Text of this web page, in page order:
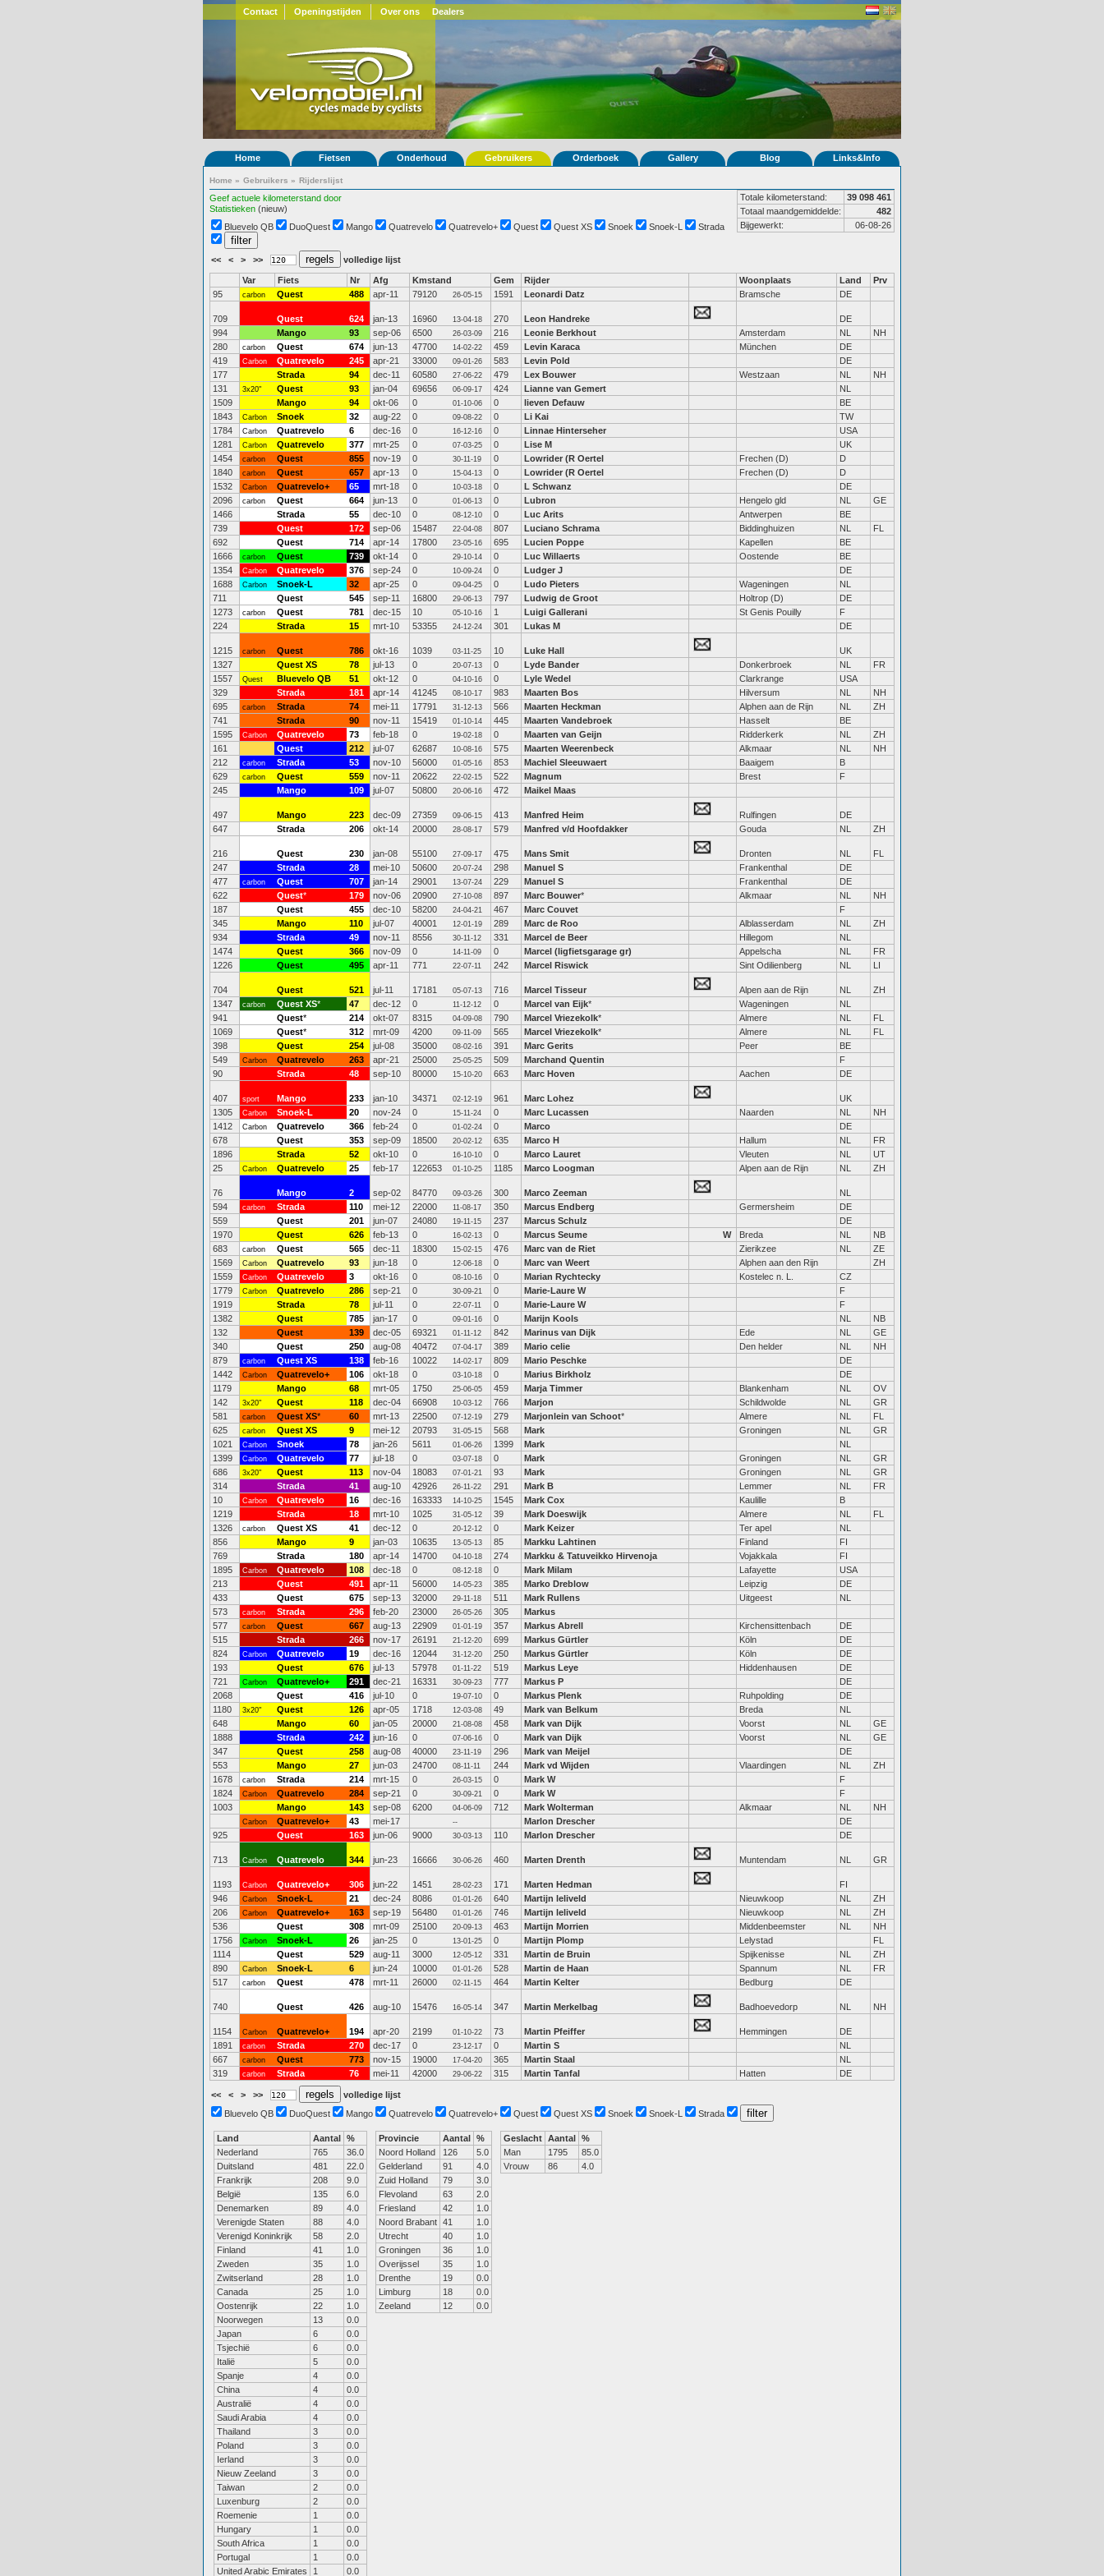
Contact Openingstijden Over ons Dealers
Home Fietsen Onderhoud Gebruikers Orderboek Gallery Blog Links&Info
Home » Gebruikers » Rijderslijst
Geef actuele kilometerstand door
Statistieken (nieuw)
Totale kilometerstand:
39 098 461
Totaal maandgemiddelde:
482
Bijgewerkt:
06-08-26
Bluevelo QB DuoQuest Mango Quatrevelo Quatrevelo+ Quest Quest XS Snoek Snoek-L Strada
<< < > >> volledige lijst
Var Fiets Nr Afg Kmstand Gem Rijder Woonplaats Land
Prv
95
carbon Quest 488 apr-11 79120 26-05-15 1591 Leonardi Datz Bramsche DE
709 Quest 624 jan-13 16960 13-04-18 270 Leon Handreke
DE
994
Mango 93 sep-06 6500 26-03-09 216 Leonie Berkhout Amsterdam NL
NH
280
carbon Quest 674 jun-13 47700 14-02-22 459 Levin Karaca München
DE
419
Carbon Quatrevelo 245 apr-21 33000 09-01-26 583 Levin Pold
DE
177
Strada 94 dec-11 60580 27-06-22 479 Lex Bouwer Westzaan NL
NH
131
3x20" Quest 93 jan-04 69656 06-09-17 424 Lianne van Gemert
NL
1509
Mango 94 okt-06 0 01-10-06 0 lieven Defauw
BE
1843
Carbon Snoek 32 aug-22 0 09-08-22 0 Li Kai
TW
1784
Carbon Quatrevelo 6 dec-16 0 16-12-16 0 Linnae Hinterseher
USA
1281
Carbon Quatrevelo 377 mrt-25 0 07-03-25 0 Lise M
UK
1454
carbon Quest 855 nov-19 0 30-11-19 0 Lowrider (R Oertel Frechen (D)
D
1840
carbon Quest 657 apr-13 0 15-04-13 0 Lowrider (R Oertel Frechen (D)
D
1532
Carbon Quatrevelo+ 65 mrt-18 0 10-03-18 0 L Schwanz
DE
2096
carbon Quest 664 jun-13 0 01-06-13 0 Lubron Hengelo gld NL
GE
1466
Strada 55 dec-10 0 08-12-10 0 Luc Arits Antwerpen
BE
739
Quest 172 sep-06 15487 22-04-08 807 Luciano Schrama Biddinghuizen NL
FL
692
Quest 714 apr-14 17800 23-05-16 695 Lucien Poppe Kapellen
BE
1666
carbon Quest 739 okt-14 0 29-10-14 0 Luc Willaerts Oostende
BE
1354
Carbon Quatrevelo 376 sep-24 0 10-09-24 0 Ludger J
DE
1688
Carbon Snoek-L 32 apr-25 0 09-04-25 0 Ludo Pieters Wageningen
NL
711
Quest 545 sep-11 16800 29-06-13 797 Ludwig de Groot Holtrop (D)
DE
1273
carbon Quest 781 dec-15 10 05-10-16 1 Luigi Gallerani St Genis Pouilly
F
224
Strada 15 mrt-10 53355 24-12-24 301 Lukas M DE
1215 carbon Quest 786 okt-16 1039 03-11-25 10 Luke Hall
UK
1327
Quest XS 78 jul-13 0 20-07-13 0 Lyde Bander Donkerbroek NL
FR
1557
Quest Bluevelo QB 51 okt-12 0 04-10-16 0 Lyle Wedel Clarkrange
USA
329
Strada 181 apr-14 41245 08-10-17 983 Maarten Bos Hilversum NL
NH
695
carbon Strada 74 mei-11 17791 31-12-13 566 Maarten Heckman Alphen aan de Rijn NL
ZH
741
Strada 90 nov-11 15419 01-10-14 445 Maarten Vandebroek Hasselt
BE
1595
Carbon Quatrevelo 73 feb-18 0 19-02-18 0 Maarten van Geijn Ridderkerk NL
ZH
161
Quest 212 jul-07 62687 10-08-16 575 Maarten Weerenbeck Alkmaar NL
NH
212
carbon Strada 53 nov-10 56000 01-05-16 853 Machiel Sleeuwaert Baaigem
B
629
carbon Quest 559 nov-11 20622 22-02-15 522 Magnum Brest
F
245
Mango 109 jul-07 50800 20-06-16 472 Maikel Maas
497 Mango 223 dec-09 27359 09-06-15 413 Manfred Heim Rulfingen
DE
647
Strada 206 okt-14 20000 28-08-17 579 Manfred v/d Hoofdakker Gouda NL ZH
216 Quest 230 jan-08 55100 27-09-17 475 Mans Smit Dronten NL
FL
247
Strada 28 mei-10 50600 20-07-24 298 Manuel S Frankenthal
DE
477
carbon Quest 707 jan-14 29001 13-07-24 229 Manuel S Frankenthal
DE
622
Quest* 179 nov-06 20900 27-10-08 897 Marc Bouwer* Alkmaar NL
NH
187
Quest 455 dec-10 58200 24-04-21 467 Marc Couvet
F
345
Mango 110 jul-07 40001 12-01-19 289 Marc de Roo Alblasserdam NL
ZH
934
Strada 49 nov-11 8556 30-11-12 331 Marcel de Beer Hillegom
NL
1474
Quest 366 nov-09 0 14-11-09 0 Marcel (ligfietsgarage gr) Appelscha NL
FR
1226
Quest 495 apr-11 771 22-07-11 242 Marcel Riswick Sint Odilienberg NL LI
704 Quest 521 jul-11 17181 05-07-13 716 Marcel Tisseur Alpen aan de Rijn NL
ZH
1347
carbon Quest XS* 47 dec-12 0 11-12-12 0 Marcel van Eijk* Wageningen
NL
941
Quest* 214 okt-07 8315 04-09-08 790 Marcel Vriezekolk* Almere NL
FL
1069
Quest* 312 mrt-09 4200 09-11-09 565 Marcel Vriezekolk* Almere NL
FL
398
Quest 254 jul-08 35000 08-02-16 391 Marc Gerits Peer
BE
549
Carbon Quatrevelo 263 apr-21 25000 25-05-25 509 Marchand Quentin
F
90
Strada 48 sep-10 80000 15-10-20 663 Marc Hoven Aachen DE
407 sport Mango 233 jan-10 34371 02-12-19 961 Marc Lohez
UK
1305
Carbon Snoek-L 20 nov-24 0 15-11-24 0 Marc Lucassen Naarden NL
NH
1412
Carbon Quatrevelo 366 feb-24 0 01-02-24 0 Marco
DE
678
Quest 353 sep-09 18500 20-02-12 635 Marco H Hallum NL
FR
1896
Strada 52 okt-10 0 16-10-10 0 Marco Lauret Vleuten NL
UT
25
Carbon Quatrevelo 25 feb-17 122653 01-10-25 1185 Marco Loogman Alpen aan de Rijn NL ZH
76 Mango 2 sep-02 84770 09-03-26 300 Marco Zeeman
NL
594
carbon Strada 110 mei-12 22000 11-08-17 350 Marcus Endberg Germersheim
DE
559
Quest 201 jun-07 24080 19-11-15 237 Marcus Schulz
DE
1970
Quest 626 feb-13 0 16-02-13 0 Marcus Seume W Breda NL
NB
683
carbon Quest 565 dec-11 18300 15-02-15 476 Marc van de Riet Zierikzee NL
ZE
1569
Carbon Quatrevelo 93 jun-18 0 12-06-18 0 Marc van Weert Alphen aan den Rijn
ZH
1559
Carbon Quatrevelo 3 okt-16 0 08-10-16 0 Marian Rychtecky Kostelec n. L.
CZ
1779
Carbon Quatrevelo 286 sep-21 0 30-09-21 0 Marie-Laure W
F
1919
Strada 78 jul-11 0 22-07-11 0 Marie-Laure W
F
1382
Quest 785 jan-17 0 09-01-16 0 Marijn Kools NL
NB
132
Quest 139 dec-05 69321 01-11-12 842 Marinus van Dijk Ede NL
GE
340
Quest 250 aug-08 40472 07-04-17 389 Mario celie Den helder NL
NH
879
carbon Quest XS 138 feb-16 10022 14-02-17 809 Mario Peschke
DE
1442
Carbon Quatrevelo+ 106 okt-18 0 03-10-18 0 Marius Birkholz
DE
1179
Mango 68 mrt-05 1750 25-06-05 459 Marja Timmer Blankenham NL
OV
142
3x20" Quest 118 dec-04 66908 10-03-12 766 Marjon Schildwolde NL
GR
581
carbon Quest XS* 60 mrt-13 22500 07-12-19 279 Marjonlein van Schoot* Almere NL
FL
625
carbon Quest XS 9 mei-12 20793 31-05-15 568 Mark Groningen NL
GR
1021
Carbon Snoek 78 jan-26 5611 01-06-26 1399 Mark
NL
1399
Carbon Quatrevelo 77 jul-18 0 03-07-18 0 Mark Groningen NL
GR
686
3x20" Quest 113 nov-04 18083 07-01-21 93 Mark Groningen NL
GR
314
Strada 41 aug-10 42926 26-11-22 291 Mark B Lemmer NL
FR
10
Carbon Quatrevelo 16 dec-16 163333 14-10-25 1545 Mark Cox Kaulille
B
1219
Strada 18 mrt-10 1025 31-05-12 39 Mark Doeswijk Almere NL
FL
1326
carbon Quest XS 41 dec-12 0 20-12-12 0 Mark Keizer Ter apel
NL
856
Mango 9 jan-03 10635 13-05-13 85 Markku Lahtinen Finland
FI
769
Strada 180 apr-14 14700 04-10-18 274 Markku & Tatuveikko Hirvenoja Vojakkala
FI
1895
Carbon Quatrevelo 108 dec-18 0 08-12-18 0 Mark Milam Lafayette
USA
213
Quest 491 apr-11 56000 14-05-23 385 Marko Dreblow Leipzig
DE
433
Quest 675 sep-13 32000 29-11-18 511 Mark Rullens Uitgeest
NL
573
carbon Strada 296 feb-20 23000 26-05-26 305
Markus
577
carbon Quest 667 aug-13 22909 01-01-19 357 Markus Abrell Kirchensittenbach
DE
515
Strada 266 nov-17 26191 21-12-20 699 Markus Gürtler Köln
DE
824
Carbon Quatrevelo 19 dec-16 12044 31-12-20 250 Markus Gürtler Köln
DE
193
Quest 676 jul-13 57978 01-11-22 519 Markus Leye Hiddenhausen
DE
721
Carbon Quatrevelo+ 291 dec-21 16331 30-09-23 777 Markus P
DE
2068
Quest 416 jul-10 0 19-07-10 0 Markus Plenk Ruhpolding
DE
1180
3x20" Quest 126 apr-05 1718 12-03-08 49 Mark van Belkum Breda
NL
648
Mango 60 jan-05 20000 21-08-08 458 Mark van Dijk Voorst NL
GE
1888
Strada 242 jun-16 0 07-06-16 0 Mark van Dijk Voorst NL
GE
347
Quest 258 aug-08 40000 23-11-19 296 Mark van Meijel
DE
553
Mango 27 jun-03 24700 08-11-11 244 Mark vd Wijden Vlaardingen NL
ZH
1678
carbon Strada 214 mrt-15 0 26-03-15 0 Mark W
F
1824
Carbon Quatrevelo 284 sep-21 0 30-09-21 0 Mark W
F
1003
Mango 143 sep-08 6200 04-06-09 712 Mark Wolterman Alkmaar NL NH
Carbon Quatrevelo+ 43 mei-17 -- Marlon Drescher
DE
925
Quest 163 jun-06 9000 30-03-13 110 Marlon Drescher DE
713 Carbon Quatrevelo 344 jun-23 16666 30-06-26 460 Marten Drenth Muntendam NL GR
1193 Carbon Quatrevelo+ 306 jun-22 1451 28-02-23 171 Marten Hedman
FI
946
Carbon Snoek-L 21 dec-24 8086 01-01-26 640 Martijn leliveld Nieuwkoop NL
ZH
206
Carbon Quatrevelo+ 163 sep-19 56480 01-01-26 746 Martijn leliveld Nieuwkoop NL
ZH
536
Quest 308 mrt-09 25100 20-09-13 463 Martijn Morrien Middenbeemster NL
NH
1756
Carbon Snoek-L 26 jan-25 0 13-01-25 0 Martijn Plomp Lelystad
FL
1114
Quest 529 aug-11 3000 12-05-12 331 Martin de Bruin Spijkenisse NL
ZH
890
Carbon Snoek-L 6 jun-24 10000 01-01-26 528 Martin de Haan Spannum NL
FR
517
carbon Quest 478 mrt-11 26000 02-11-15 464 Martin Kelter Bedburg DE
740 Quest 426 aug-10 15476 16-05-14 347 Martin Merkelbag Badhoevedorp NL NH
1154 Carbon Quatrevelo+ 194 apr-20 2199 01-10-22 73 Martin Pfeiffer Hemmingen
DE
1891
carbon Strada 270 dec-17 0 23-12-17 0 Martin S
NL
667
carbon Quest 773 nov-15 19000 17-04-20 365 Martin Staal
NL
319
carbon Strada 76 mei-11 42000 29-06-22 315 Martin Tanfal Hatten DE
<< < > >>
volledige lijst
Bluevelo QB
DuoQuest Mango Quatrevelo Quatrevelo+ Quest Quest XS Snoek Snoek-L Strada
Land Aantal %
Nederland
765
36.0
Duitsland
481
22.0
Frankrijk
208
9.0
België
135
6.0
Denemarken
89
4.0
Verenigde Staten
88
4.0
Verenigd Koninkrijk
58
2.0
Finland
41
1.0
Zweden
35
1.0
Zwitserland
28
1.0
Canada
25
1.0
Oostenrijk
22
1.0
Noorwegen
13
0.0
Japan
6
0.0
Tsjechië
6
0.0
Italië
5
0.0
Spanje
4
0.0
China
4
0.0
Australië
4
0.0
Saudi Arabia
4
0.0
Thailand
3
0.0
Poland
3
0.0
Ierland
3
0.0
Nieuw Zeeland
3
0.0
Taiwan
2
0.0
Luxenburg
2
0.0
Roemenie
1
0.0
Hungary
1
0.0
South Africa
1
0.0
Portugal
1
0.0
United Arabic Emirates
1 0.0
Provincie Aantal %
Noord Holland
126
5.0
Gelderland
91
4.0
Zuid Holland
79
3.0
Flevoland
63
2.0
Friesland
42
1.0
Noord Brabant 41
1.0
Utrecht
40
1.0
Groningen
36
1.0
Overijssel
35
1.0
Drenthe
19
0.0
Limburg
18
0.0
Zeeland
12 0.0
Geslacht Aantal %
Man
1795
85.0
Vrouw
86 4.0